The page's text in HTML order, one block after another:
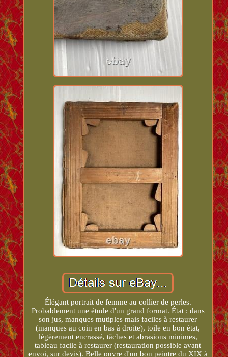
Élégant portrait de femme au collier de perles.
Probablement une étude d'un grand format. État : dans
son jus, manques mutiples mais faciles à restaurer
(manques au coin en bas à droite), toile en bon état,
légèrement encrassé, tâches et abrasions minimes,
tableau facile à restaurer (restauration possible avant
envoi, sur devis). Belle ouvre d'un bon peintre du XIX à